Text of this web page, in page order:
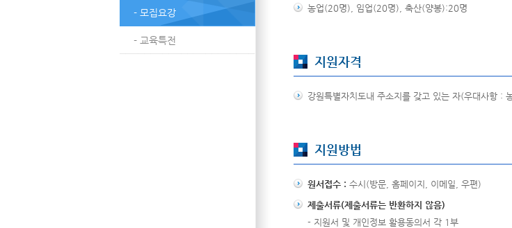
- 모집요강
- 교육특전
농업(20명), 임업(20명), 축산(양봉):20명
지원자격
강원특별자치도내 주소지를 갖고 있는 자(우대사항 :
지원방법
원서접수 : 수시(방문, 홈페이지, 이메일, 우편)
제출서류(제출서류는 반환하지 않음)
- 지원서 및 개인정보 활용동의서 각 1부